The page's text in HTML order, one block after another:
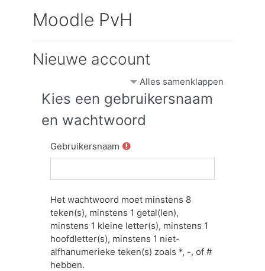
Moodle PvH
Nieuwe account
Alles samenklappen
Kies een gebruikersnaam
en wachtwoord
Gebruikersnaam
Het wachtwoord moet minstens 8
teken(s), minstens 1 getal(len),
minstens 1 kleine letter(s), minstens 1
hoofdletter(s), minstens 1 niet-
alfhanumerieke teken(s) zoals *, -, of #
hebben.